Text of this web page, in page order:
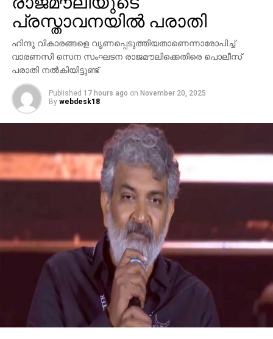
പ്രസ്താവനയില്‍ പരാതി
ഹിന്ദു വികാരങ്ങളെ വൃണപ്പെടുത്തിയതാണെന്നാരോപിച്ച്
വാരണസി സെന സംഘടന രാജമൗലിക്കെതിരെ പൊലീസ്
പരാതി നല്‍കിയിട്ടുണ്ട്
Published 17 hours ago on November 20, 2025
By webdesk18